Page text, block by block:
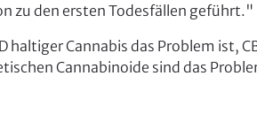
zu den ersten Todesfällen geführt."
haltiger Cannabis das Problem ist,
Cannabinoide sind das